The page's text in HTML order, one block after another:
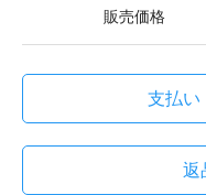
販売価格
支払い
返